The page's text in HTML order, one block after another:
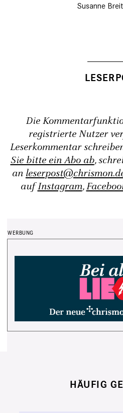
Susanne
Die
registrierte Nutzer
Leserkommentar
Sie bitte ein Abo ab,
an
aufInstagram,
HÄUFIG